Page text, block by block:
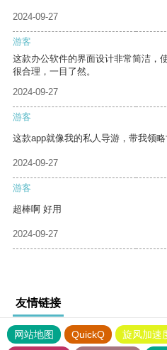
2024-09-27
游客
这款办公软件的界面设计非常简洁，
很合理，一目了然。
2024-09-27
游客
这款app就像我的私人导游，带我领略
2024-09-27
游客
超棒啊 好用
2024-09-27
友情链接
网站地图 QuickQ 旋风加速